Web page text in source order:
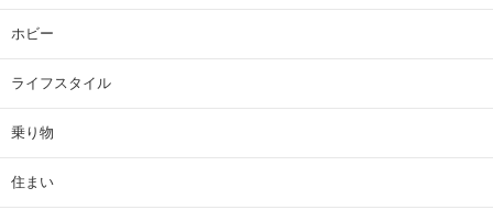
ホビー
ライフスタイル
乗り物
住まい